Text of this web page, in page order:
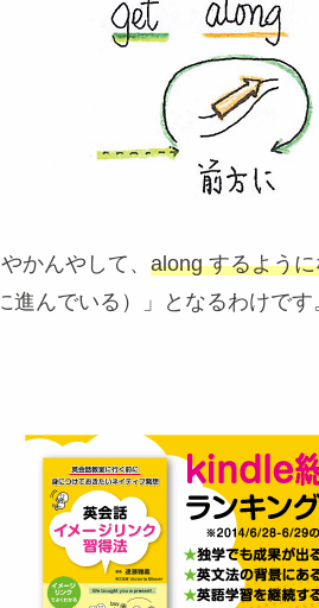
かんやして、 along するよう
進んでいる）」となるわけです